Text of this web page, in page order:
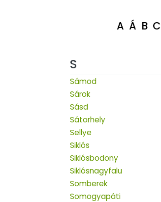
A Á B C
S
Sámod
Sárok
Sásd
Sátorhely
Sellye
Siklós
Siklósbodony
Siklósnagyfalu
Somberek
Somogyapáti